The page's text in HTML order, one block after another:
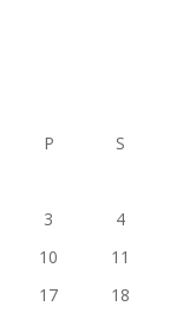
P
S
3
4
10
11
17
18